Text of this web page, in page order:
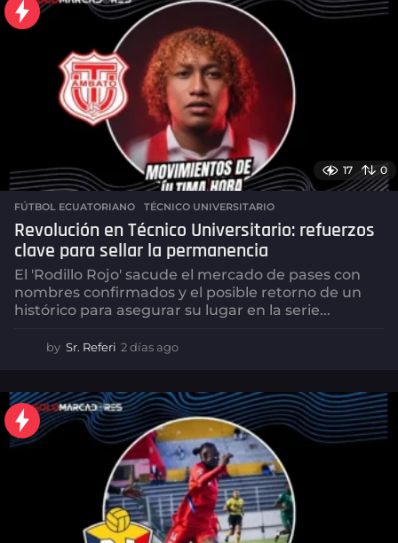
17 0
FÚTBOL ECUATORIANO ,TÉCNICO UNIVERSITARIO
Revolución en Técnico Universitario: refuerzos
clave para sellar la permanencia
El 'Rodillo Rojo' sacude el mercado de pases con
nombres confirmados y el posible retorno de un
histórico para asegurar su lugar en la serie...
by Sr. Referi 2 días ago
a
s
a
g
o